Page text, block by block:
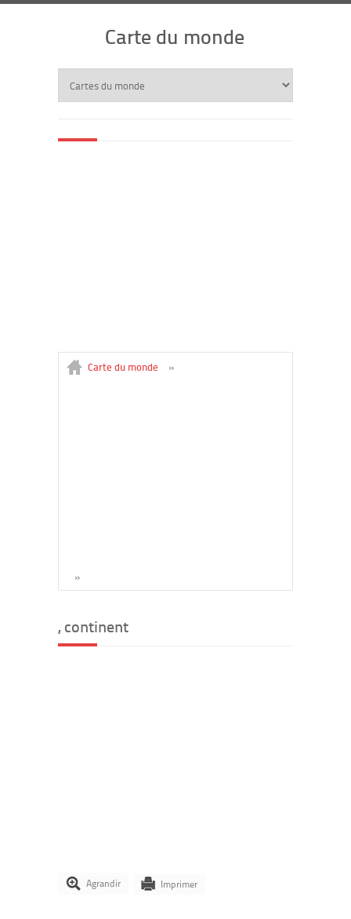
Carte du monde
Carte du monde »
»
, continent
Agrandir Imprimer